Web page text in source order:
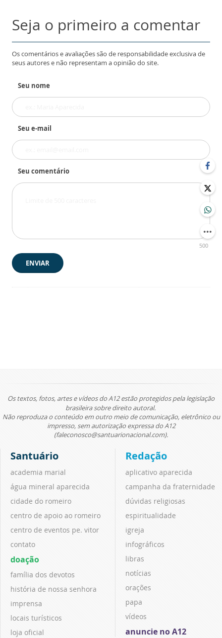
Seja o primeiro a comentar
Os comentários e avaliações são de responsabilidade exclusiva de
seus autores e não representam a opinião do site.
Seu nome
Seu e-mail
Seu comentário
500
ENVIAR
Os textos, fotos, artes e vídeos do A12 estão protegidos pela legislação
brasileira sobre direito autoral.
Não reproduza o conteúdo em outro meio de comunicação, eletrônico ou
impresso, sem autorização expressa do A12
(faleconosco@santuarionacional.com).
Santuário
academia marial
água mineral aparecida
cidade do romeiro
centro de apoio ao romeiro
centro de eventos pe. vitor
contato
doação
família dos devotos
história de nossa senhora
imprensa
locais turísticos
loja oficial
Redação
aplicativo aparecida
campanha da fraternidade
dúvidas religiosas
espiritualidade
igreja
infográficos
libras
notícias
orações
papa
vídeos
anuncie no A12